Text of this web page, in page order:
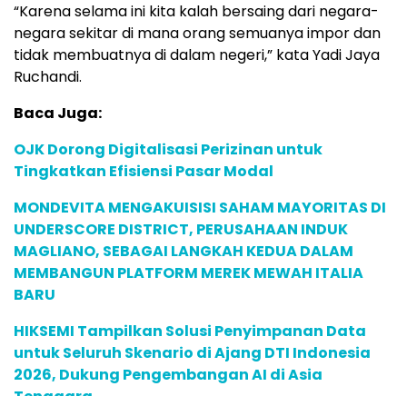
“Karena selama ini kita kalah bersaing dari negara-
negara sekitar di mana orang semuanya impor dan
tidak membuatnya di dalam negeri,” kata Yadi Jaya
Ruchandi.
Baca Juga:
OJK Dorong Digitalisasi Perizinan untuk
Tingkatkan Efisiensi Pasar Modal
MONDEVITA MENGAKUISISI SAHAM MAYORITAS DI
UNDERSCORE DISTRICT, PERUSAHAAN INDUK
MAGLIANO, SEBAGAI LANGKAH KEDUA DALAM
MEMBANGUN PLATFORM MEREK MEWAH ITALIA
BARU
HIKSEMI Tampilkan Solusi Penyimpanan Data
untuk Seluruh Skenario di Ajang DTI Indonesia
2026, Dukung Pengembangan AI di Asia